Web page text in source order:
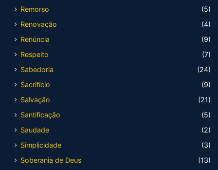
Remorso
(5)
Renovação
(4)
Renúncia
(9)
Respeito
(7)
Sabedoria
(24)
Sacrifício
(9)
Salvação
(21)
Santificação
(5)
Saudade
(2)
Simplicidade
(3)
Soberania de Deus
(13)